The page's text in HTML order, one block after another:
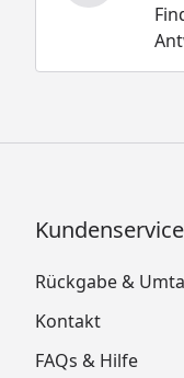
Kundenservice
Rückgabe &
Kontakt
FAQs & Hilfe